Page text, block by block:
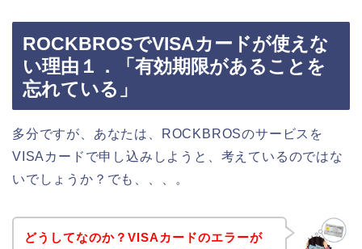
ROCKBROSでVISAカードが使えな
い理由１．「有効期限があることを
忘れている」
多分ですが、あなたは、ROCKBROSのサービスを
VISAカードで申し込みしようと、考えているのではな
いでしょうか？でも、、、。
どうしてなのか？VISAカードのエラーが